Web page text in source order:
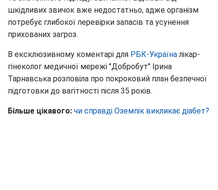
шкідливих звичок вже недостатньо, адже організм
потребує глибокої перевірки запасів та усунення
прихованих загроз.
В ексклюзивному коментарі для РБК-Україналікар-
гінеколог медичної мережі "Добробут" Ірина
Тарнавська розповіла про покроковий план безпечної
підготовки до вагітності після 35 років.
Більше цікавого: чи справді Оземпік викликає діабет?